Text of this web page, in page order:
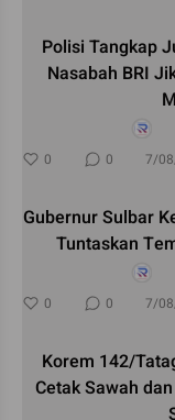
Polisi Tangkap
Nasabah BRI
0 0 7/
Gubernur Sulbar
Tuntaskan
0 0 7/
Korem 142/
Cetak Sawah